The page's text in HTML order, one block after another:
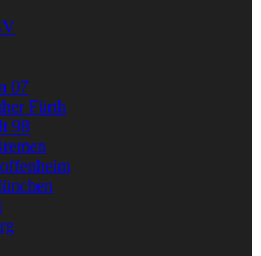
07
Fürth
98